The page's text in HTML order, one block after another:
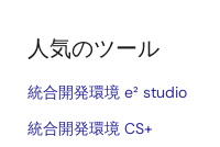
人気のツール
統合開発環境 e² studio
統合開発環境 CS+